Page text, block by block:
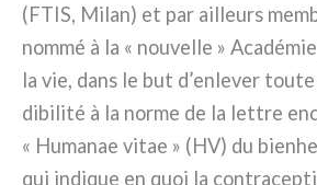
(FTIS, Milan) et par ail­leurs
nom­mé à la « nou­vel­le »
la vie, dans le but d’enlever
di­bi­li­té à la nor­me de la let­tre
« Humanae vitae » (HV) du
qui indi­que en quoi la